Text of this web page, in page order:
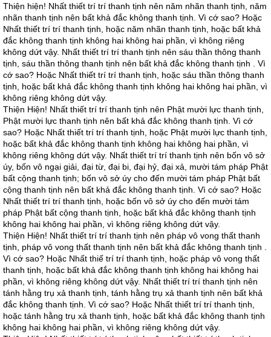
Thiện hiện! Nhất thiết trí trí thanh tịnh nên năm nhãn thanh tịnh, năm
nhãn thanh tịnh nên bất khả đắc không thanh tịnh. Vì cớ sao? Hoặc
Nhất thiết trí trí thanh tịnh, hoặc năm nhãn thanh tịnh, hoặc bất khả
đắc không thanh tịnh không hai không hai phần, vì không riêng
không dứt vậy. Nhất thiết trí trí thanh tịnh nên sáu thần thông thanh
tịnh, sáu thần thông thanh tịnh nên bất khả đắc không thanh tịnh . Vì
cớ sao? Hoặc Nhất thiết trí trí thanh tịnh, hoặc sáu thần thông thanh
tịnh, hoặc bất khả đắc không thanh tịnh không hai không hai phần, vì
không riêng không dứt vậy.
Thiện Hiện! Nhất thiết trí trí thanh tịnh nên Phật mười lực thanh tịnh,
Phật mười lực thanh tịnh nên bất khả đắc không thanh tịnh. Vì cớ
sao? Hoặc Nhất thiết trí trí thanh tịnh, hoặc Phật mười lực thanh tịnh,
hoặc bất khả đắc không thanh tịnh không hai không hai phần, vì
không riêng không dứt vậy. Nhất thiết trí trí thanh tịnh nên bốn vô sở
úy, bốn vô ngại giải, đại từ, đại bi, đại hỷ, đại xả, mười tám pháp Phật
bất cộng thanh tịnh; bốn vô sở úy cho đến mười tám pháp Phật bất
cộng thanh tịnh nên bất khả đắc không thanh tịnh. Vì cớ sao? Hoặc
Nhất thiết trí trí thanh tịnh, hoặc bốn vô sở úy cho đến mười tám
pháp Phật bất cộng thanh tịnh, hoặc bất khả đắc không thanh tịnh
không hai không hai phần, vì không riêng không dứt vậy.
Thiện Hiện! Nhất thiết trí trí thanh tịnh nên pháp vô vong thất thanh
tịnh, pháp vô vong thất thanh tịnh nên bất khả đắc không thanh tịnh .
Vì cớ sao? Hoặc Nhất thiế trí trí thanh tịnh, hoặc pháp vô vong thất
thanh tịnh, hoặc bất khả đắc không thanh tịnh không hai không hai
phần, vì không riêng không dứt vậy. Nhất thiết trí trí thanh tịnh nên
tánh hằng trụ xả thanh tịnh, tánh hằng trụ xả thanh tịnh nên bất khả
đắc không thanh tịnh. Vì cớ sao? Hoặc Nhất thiết trí trí thanh tịnh,
hoặc tánh hằng trụ xả thanh tịnh, hoặc bất khả đắc không thanh tịnh
không hai không hai phần, vì không riêng không dứt vậy.